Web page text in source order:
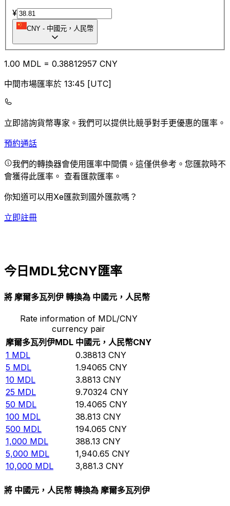
¥
CNY - 中國元，人民幣
1.00 MDL = 0.38812957 CNY
中間市場匯率於 13:45 [UTC]
立即諮詢貨幣專家。 我們可以提供比競爭對手更優惠的匯率。
預約通話
我們的轉換器會使用匯率中間價。這僅供參考。您匯款時不
會獲得此匯率。 查看匯款匯率。
你知道可以用Xe匯款到國外匯款嗎？
立即註冊
今日MDL兌CNY匯率
將 摩爾多瓦列伊 轉換為 中國元，人民幣
Rate information of MDL/CNY
currency pair
摩爾多瓦列伊MDL 中國元，人民幣CNY
1 MDL 0.38813 CNY
5 MDL 1.94065 CNY
10 MDL 3.8813 CNY
25 MDL 9.70324 CNY
50 MDL 19.4065 CNY
100 MDL 38.813 CNY
500 MDL 194.065 CNY
1,000 MDL 388.13 CNY
5,000 MDL 1,940.65 CNY
10,000 MDL 3,881.3 CNY
將 中國元，人民幣 轉換為 摩爾多瓦列伊